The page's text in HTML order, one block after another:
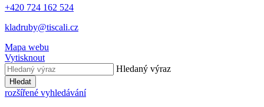
+420 724 162 524
kladruby@tiscali.cz
Mapa webu
Vytisknout
Hledaný výraz
Hledat
rozšířené vyhledávání